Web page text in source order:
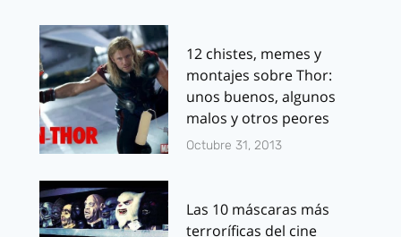
12 chistes, memes y
montajes sobre Thor:
unos buenos, algunos
malos y otros peores
Octubre 31, 2013
Las 10 máscaras más
terroríficas del cine